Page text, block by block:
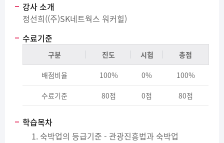
강사 소개
정선희((주)SK네트웍스 워커힐)
수료기준
구분 진도 시험 총점
배점비율 100% 0% 100%
수료기준 80점 0점 80점
학습목차
숙박업의 등급기준 - 관광진흥법과 숙박업